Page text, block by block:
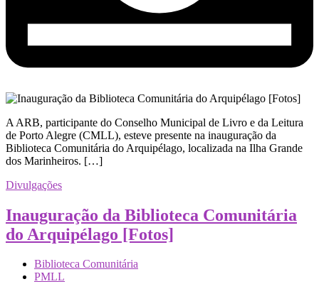
A ARB, participante do Conselho Municipal de Livro e da Leitura
de Porto Alegre (CMLL), esteve presente na inauguração da
Biblioteca Comunitária do Arquipélago, localizada na Ilha Grande
dos Marinheiros. […]
Divulgações
Inauguração da Biblioteca Comunitária
do Arquipélago [Fotos]
Biblioteca Comunitária
PMLL